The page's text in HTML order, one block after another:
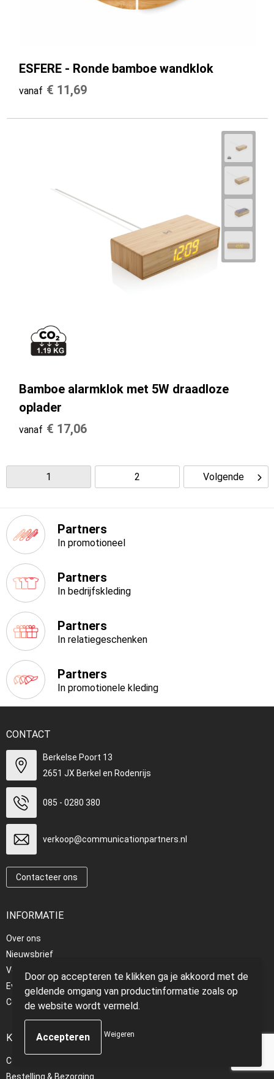
ESFERE - Ronde bamboe wandklok
vanaf € 11,69
Bamboe alarmklok met 5W draadloze
oplader
vanaf € 17,06
1 2 Volgende
Partners
In promotioneel
Partners
In bedrijfskleding
Partners
In relatiegeschenken
Partners
In promotionele kleding
CONTACT
Berkelse Poort 13
2651 JX Berkel en Rodenrijs
085 - 0280 380
verkoop@communicationpartners.nl
Contacteer ons
INFORMATIE
Over ons
Nieuwsbrief
Veelgestelde vragen
EventShop
Communicationpartners.nl
KLANTENSERVICE
Contact
Bestelling & Bezorging
Door op accepteren te klikken ga je akkoord met de
geldende omgang van productinformatie zoals op
de website wordt vermeld.
Weigeren